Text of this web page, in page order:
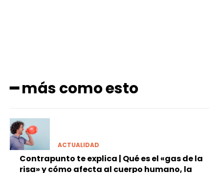
━ más como esto
ACTUALIDAD
Contrapunto te explica | Qué es el «gas de la
risa» y cómo afecta al cuerpo humano, la